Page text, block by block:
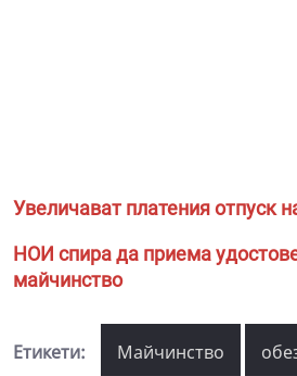
Увеличават платения отпуск
НОИ спира да приема
майчинство
Етикети: Майчинство